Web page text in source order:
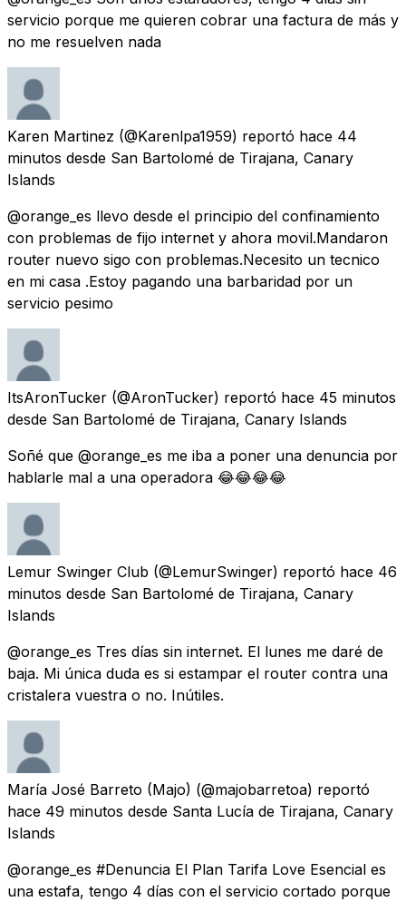
servicio porque me quieren cobrar una factura de más y
no me resuelven nada
Karen Martinez (@Karenlpa1959) reportó hace 44
minutos desde San Bartolomé de Tirajana, Canary
Islands
@orange_es llevo desde el principio del confinamiento
con problemas de fijo internet y ahora movil.Mandaron
router nuevo sigo con problemas.Necesito un tecnico
en mi casa .Estoy pagando una barbaridad por un
servicio pesimo
ItsAronTucker (@AronTucker) reportó hace 45 minutos
desde San Bartolomé de Tirajana, Canary Islands
Soñé que @orange_es me iba a poner una denuncia por
hablarle mal a una operadora 😂😂😂😂
Lemur Swinger Club (@LemurSwinger) reportó hace 46
minutos desde San Bartolomé de Tirajana, Canary
Islands
@orange_es Tres días sin internet. El lunes me daré de
baja. Mi única duda es si estampar el router contra una
cristalera vuestra o no. Inútiles.
María José Barreto (Majo) (@majobarretoa) reportó
hace 49 minutos desde Santa Lucía de Tirajana, Canary
Islands
@orange_es #Denuncia El Plan Tarifa Love Esencial es
una estafa, tengo 4 días con el servicio cortado porque